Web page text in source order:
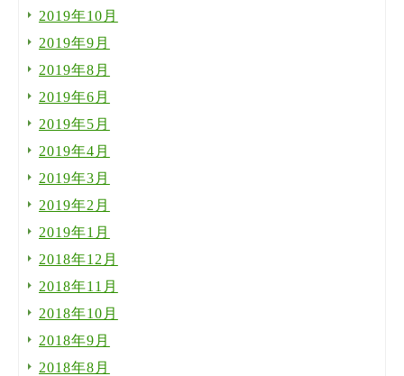
2019年10月
2019年9月
2019年8月
2019年6月
2019年5月
2019年4月
2019年3月
2019年2月
2019年1月
2018年12月
2018年11月
2018年10月
2018年9月
2018年8月